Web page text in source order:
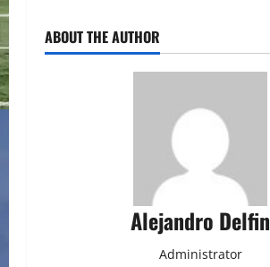
ABOUT THE AUTHOR
Alejandro Delfin
Administrator